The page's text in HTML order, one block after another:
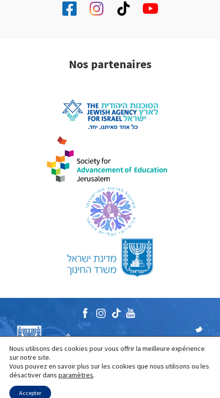
Nos partenaires
The Naale Elite Academy program is jointly funded by the
Israeli Ministry of Education and the Jewish Agency.
Nous utilisons des cookies pour vous offrir la meilleure expérience
sur notre site.
Vous pouvez en savoir plus sur les cookies que nous utilisons ou les
désactiver dans paramètres.
Accepter